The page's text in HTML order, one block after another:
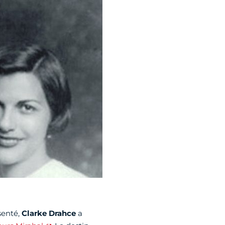
Clarke Drahcea